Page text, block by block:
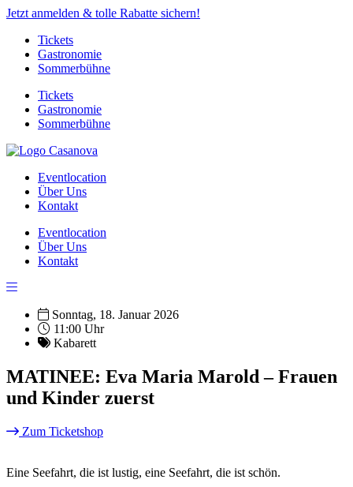
Jetzt anmelden & tolle Rabatte sichern!
Tickets
Gastronomie
Sommerbühne
Tickets
Gastronomie
Sommerbühne
Eventlocation
Über Uns
Kontakt
Eventlocation
Über Uns
Kontakt
Sonntag, 18. Januar 2026
11:00 Uhr
Kabarett
MATINEE: Eva Maria Marold – Frauen
und Kinder zuerst
Zum Ticketshop
Eine Seefahrt, die ist lustig, eine Seefahrt, die ist schön.